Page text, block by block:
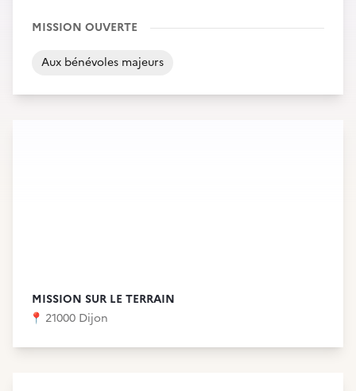
MISSION OUVERTE
Aux bénévoles majeurs
MISSION SUR LE TERRAIN
📍 21000 Dijon